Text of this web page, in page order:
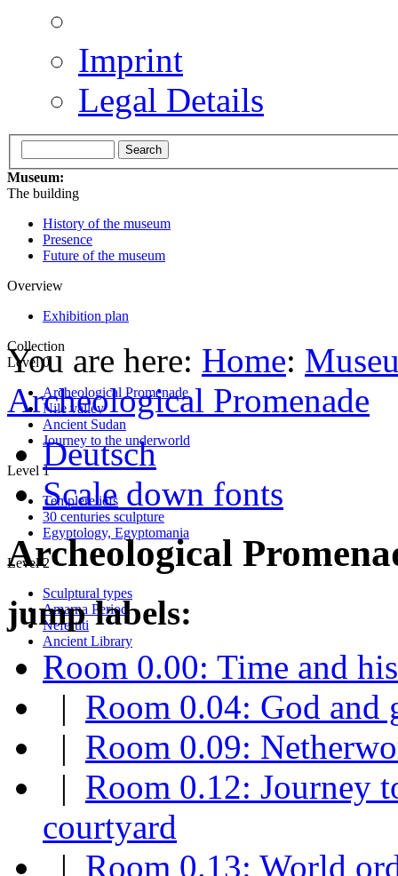
Imprint
Legal Details
Museum:
The building
History of the museum
Presence
Future of the museum
Overview
Exhibition plan
Collection
Level 0
Archeological Promenade
Nile valley
Ancient Sudan
Journey to the underworld
Level 1
Templereliefs
30 centuries sculpture
Egyptology, Egyptomania
Level 2
Sculptural types
Amarna Period
Nefertiti
Ancient Library
You are here: Home:
Archeological Promenade
Deutsch
Scale down fonts
Archeological
jump labels:
Room 0.00: Time and
| Room 0.04: God and
| Room 0.09:
| Room 0.12: Journey
courtyard
| Room 0.13: World